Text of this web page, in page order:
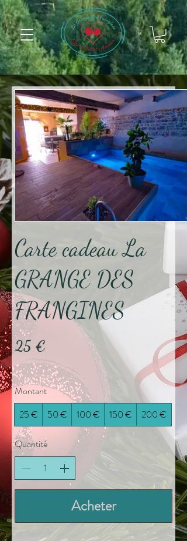
Carte cadeau La
GRANGE DES
FRANGINES
25 €
Montant
25 €
50 € 100 € 150 € 200 €
Quantité
Acheter